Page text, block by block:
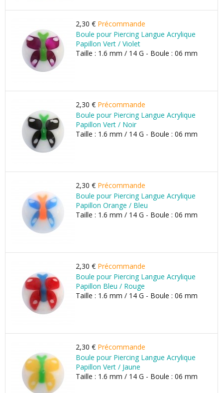
2,30 € Précommande
Boule pour Piercing Langue Acrylique
Papillon Vert / Violet
Taille : 1.6 mm / 14 G - Boule : 06 mm
2,30 € Précommande
Boule pour Piercing Langue Acrylique
Papillon Vert / Noir
Taille : 1.6 mm / 14 G - Boule : 06 mm
2,30 € Précommande
Boule pour Piercing Langue Acrylique
Papillon Orange / Bleu
Taille : 1.6 mm / 14 G - Boule : 06 mm
2,30 € Précommande
Boule pour Piercing Langue Acrylique
Papillon Bleu / Rouge
Taille : 1.6 mm / 14 G - Boule : 06 mm
2,30 € Précommande
Boule pour Piercing Langue Acrylique
Papillon Vert / Jaune
Taille : 1.6 mm / 14 G - Boule : 06 mm